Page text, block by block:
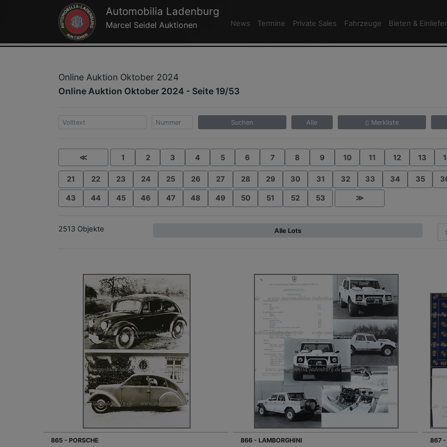
Automobilia Ladenburg
Marcel Seidel Auktionen News Termine Private Sales Fahrzeuge Bieten &
Online Auktion Oktober 2024
Online Auktion Oktober 2024 - Seite 19/53
Suchen Alle Merkliste
≪ 1 2 3 4 5 6 7 8 9 10 11 12 13
21 22 23 24 25 26 27 28 29 30 31 32 33 34 35
43 44 45 46 47 48 49 50 51 52 53 ≫
2513 Objekte Alle Lots
865 - PORSCHE 866 - LAMBORGHINI 867 -